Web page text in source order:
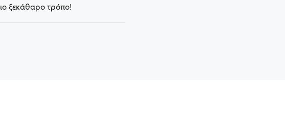
ξεκάθαρο τρόπο!